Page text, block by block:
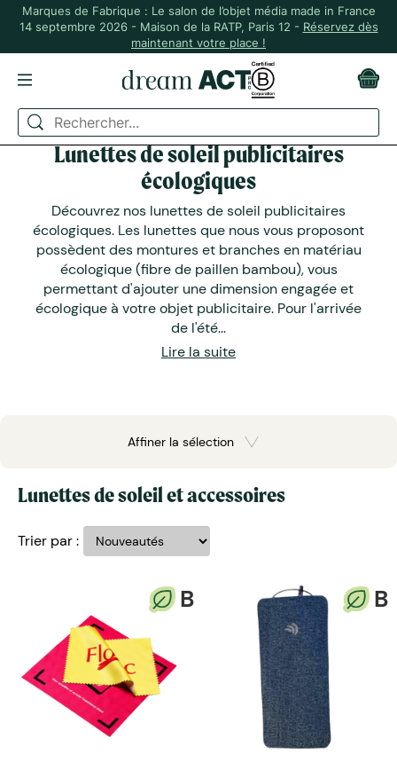
Marques de Fabrique : Le salon de l’objet média made in France
14 septembre 2026 - Maison de la RATP, Paris 12 - Réservez dès
maintenant votre place !
Lunettes de soleil publicitaires
écologiques
Découvrez nos lunettes de soleil publicitaires
écologiques. Les lunettes que nous vous proposont
possèdent des montures et branches en matériau
écologique (fibre de paillen bambou), vous
permettant d'ajouter une dimension engagée et
écologique à votre objet publicitaire. Pour l'arrivée
de l'été...
Lire la suite
Affiner la sélection
Lunettes de soleil et accessoires
Trier par :
B B